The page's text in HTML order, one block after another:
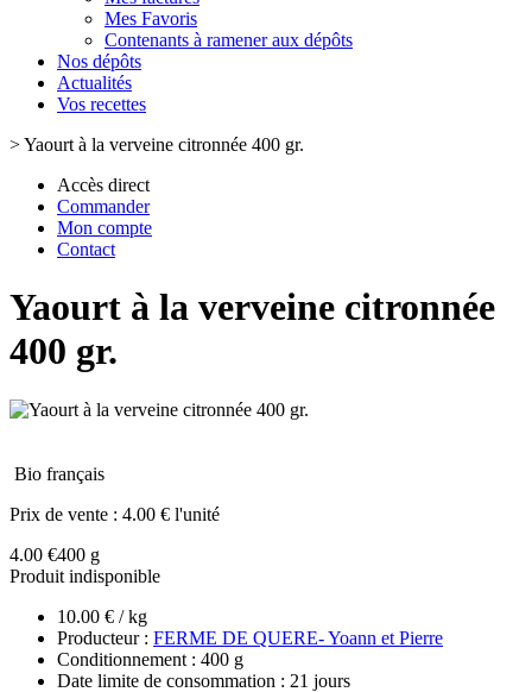
Mes Favoris
Contenants à ramener aux dépôts
Nos dépôts
Actualités
Vos recettes
>Yaourt à la verveine citronnée 400 gr.
Accès direct
Commander
Mon compte
Contact
Yaourt à la verveine citronnée
400 gr.
Bio français
Prix de vente : 4.00 € l'unité
4.00 €400 g
Produit indisponible
10.00 € / kg
Producteur : FERME DE QUERE- Yoann et Pierre
Conditionnement : 400 g
Date limite de consommation : 21 jours